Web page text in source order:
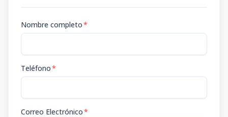
Nombre completo*
Teléfono*
Correo Electrónico*